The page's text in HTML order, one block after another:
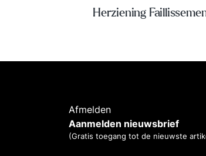
Herziening
Afmelden
Aanmelden nieuwsbrief
(Gratis toegang tot de nieuwste